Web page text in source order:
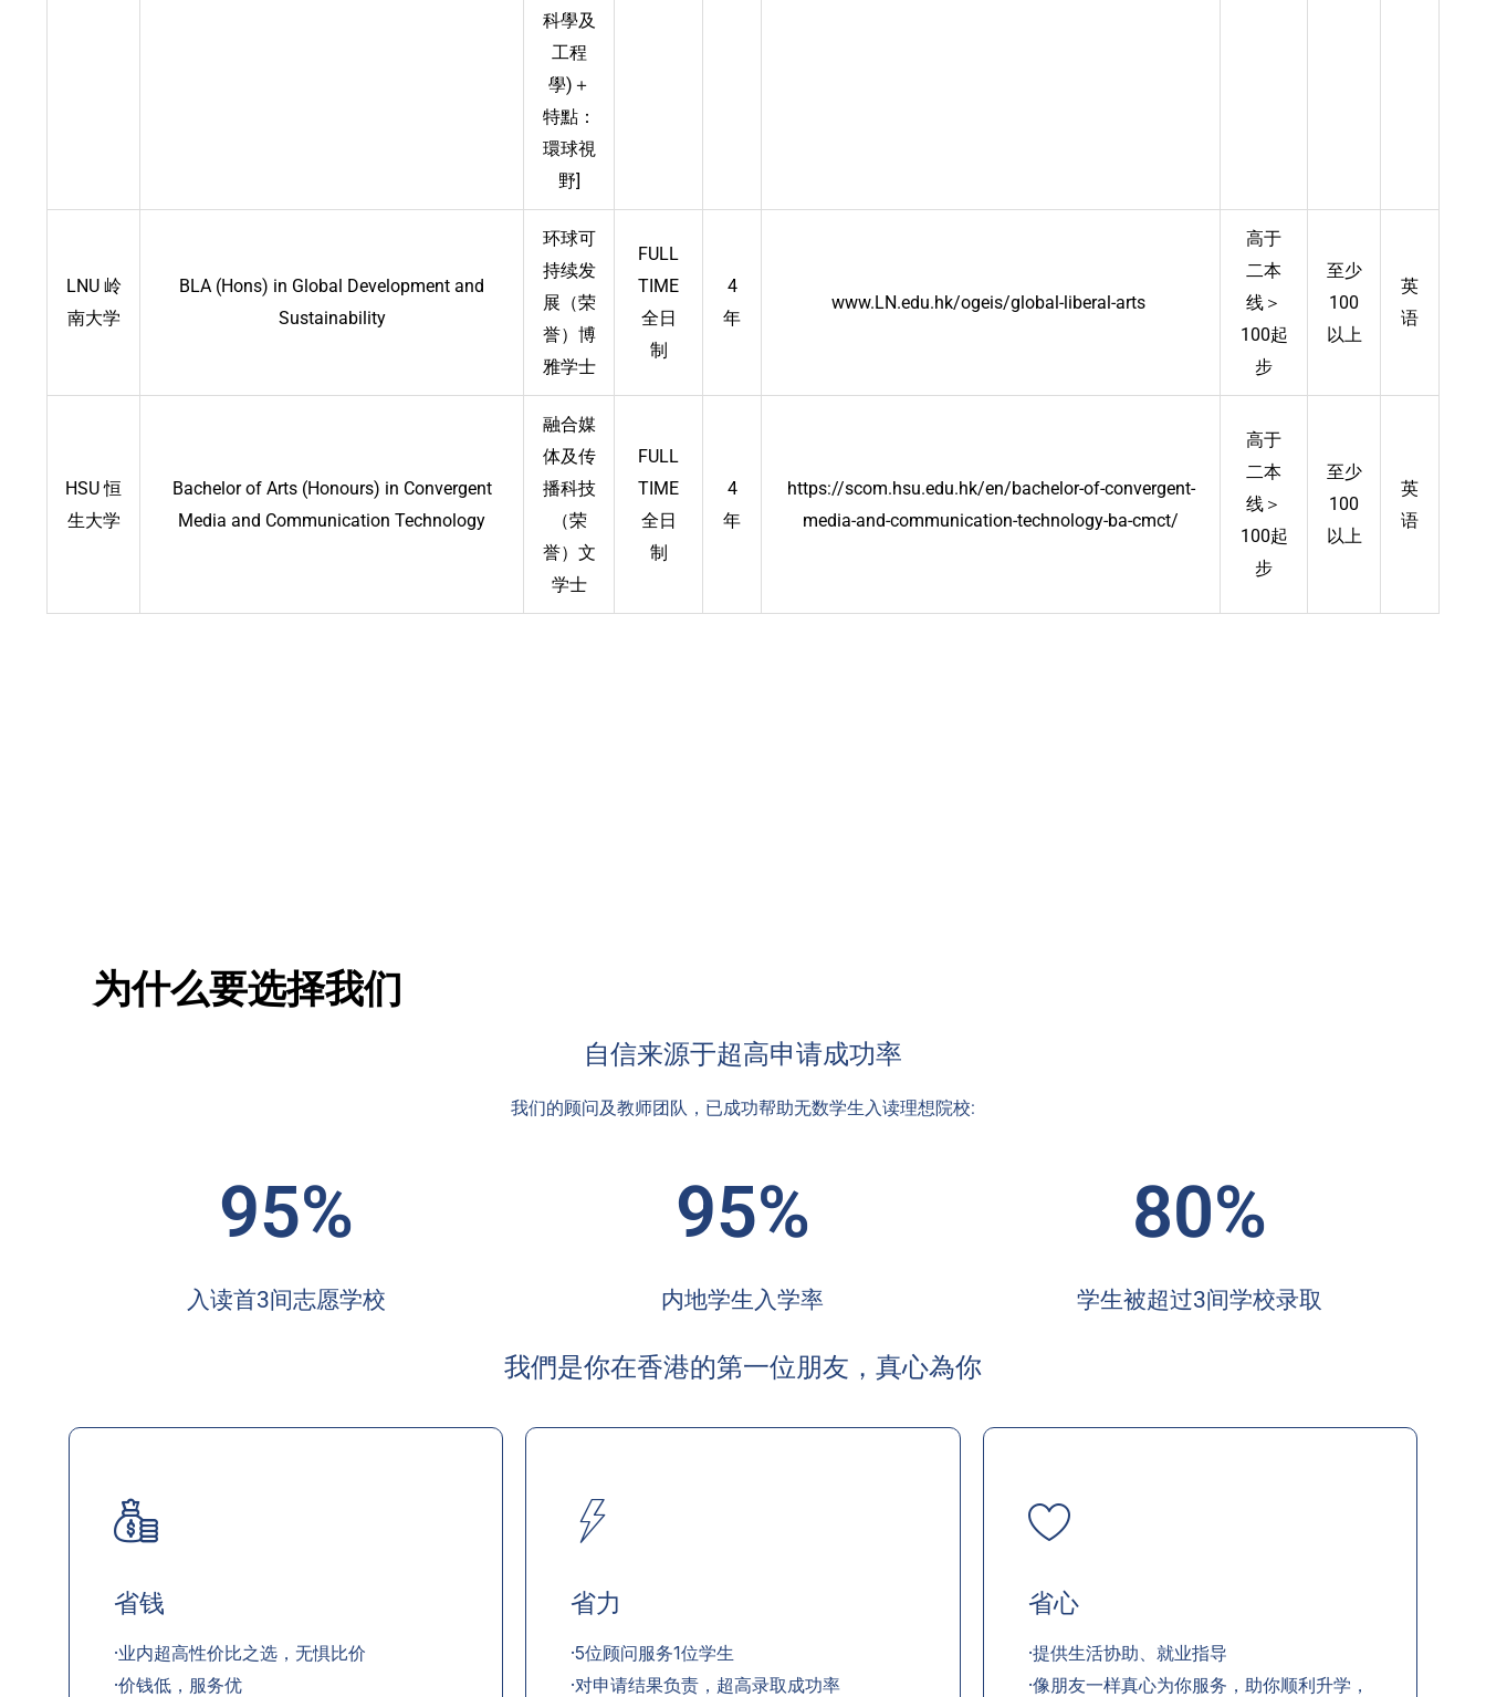
科學及
工程
學)＋
特點：
環球視
野]
LNU 岭
南大学
BLA (Hons) in Global Development and
Sustainability
环球可
持续发
展（荣
誉）博
雅学士
FULL
TIME
全日
制
4
年
www.LN.edu.hk/ogeis/global-liberal-arts
高于
二本
线＞
100起
步
至少
100
以上
英
语
HSU 恒
生大学
Bachelor of Arts (Honours) in Convergent
Media and Communication Technology
融合媒
体及传
播科技
（荣
誉）文
学士
FULL
TIME
全日
制
4
年
https://scom.hsu.edu.hk/en/bachelor-of-convergent-
media-and-communication-technology-ba-cmct/
高于
二本
线＞
100起
步
至少
100
以上
英
语
为什么要选择我们
自信来源于超高申请成功率
我们的顾问及教师团队，已成功帮助无数学生入读理想院校:
95%
入读首3间志愿学校
95%
内地学生入学率
80%
学生被超过3间学校录取
我們是你在香港的第一位朋友，真心為你
省钱
·业内超高性价比之选，无惧比价
·价钱低，服务优
省力
·5位顾问服务1位学生
·对申请结果负责，超高录取成功率
省心
·提供生活协助、就业指导
·像朋友一样真心为你服务，助你顺利升学，